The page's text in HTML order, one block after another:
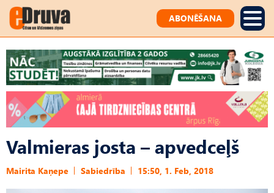
ABONĒŠANA
Valmieras josta – apvedceļš
Mairita Kaņepe Sabiedrība 15:50, 1. Feb, 2018